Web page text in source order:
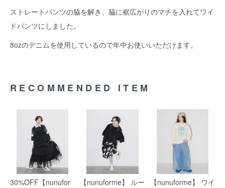
ストレートパンツの脇を解き、脇に裾広がりのマチを入れてワイ
ドパンツにしました。
8ozのデニムを使用しているので年中お使いいただけます。
RECOMMENDED ITEM
30%OFF【nunufor
【nunuforme】 ルー
【nunuforme】 ワイ